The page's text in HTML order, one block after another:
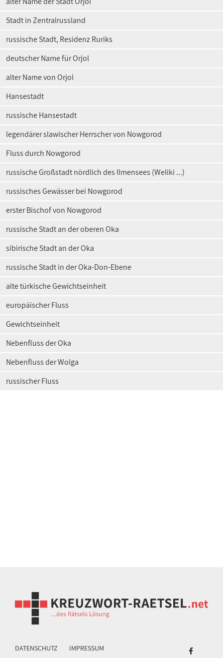
Stadt in Zentralrussland
russische Stadt, Residenz Ruriks
deutscher Name für Orjol
alter Name von Orjol
Hansestadt
russische Hansestadt
legendärer slawischer Herrscher von Nowgorod
Fluss durch Nowgorod
russische Großstadt nördlich des Ilmensees (Weliki ...)
russisches Gewässer bei Nowgorod
erster Bischof von Nowgorod
russische Stadt an der oberen Oka
sibirische Stadt an der Oka
russische Stadt in der Oka-Don-Ebene
alte türkische Gewichtseinheit
europäischer Fluss
Gewichtseinheit
Nebenfluss der Oka
Nebenfluss der Wolga
russischer Fluss
DATENSCHUTZ IMPRESSUM